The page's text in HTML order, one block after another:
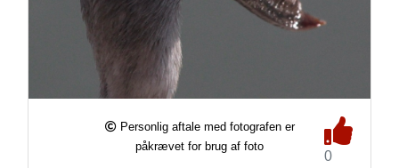
Personlig aftale med fotografen er
påkrævet for brug af foto
0